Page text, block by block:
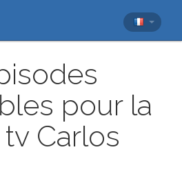
pour la
Carlos